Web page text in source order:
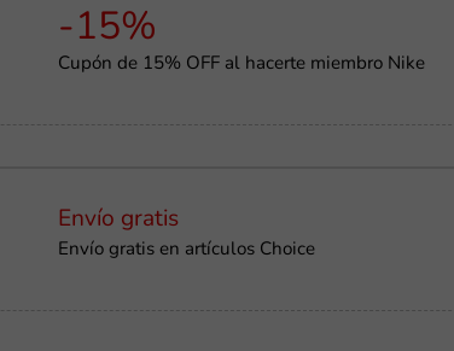
-15%
Cupón de 15% OFF al hacerte miembro Nike
Envío gratis
Envío gratis en artículos Choice